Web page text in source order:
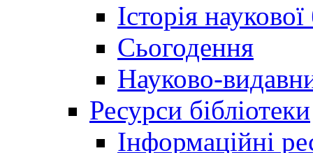
Історія
Сьогодення
Науково-
Ресурси бібліотеки
Інформаційні